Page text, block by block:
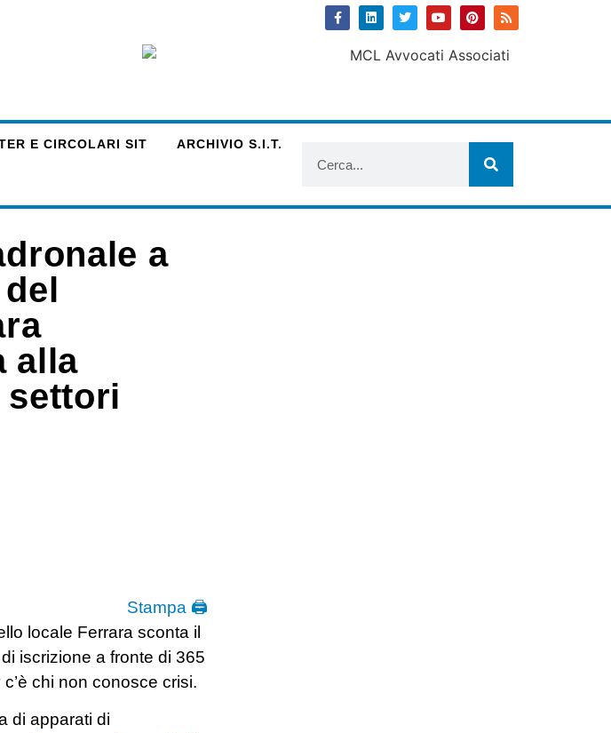
E CIRCOLARI SIT ARCHIVIO S.I.T.
a
alla
settori
Stampa 🖨
locale Ferrara sconta il
iscrizione a fronte di 365
chi non conosce crisi.
di apparati di